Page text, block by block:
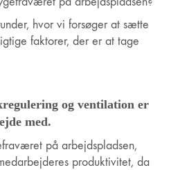
hvor vi forsøger at sætte
faktorer, der er at tage
og ventilation er
med.
på arbejdspladsen,
produktivitet, da